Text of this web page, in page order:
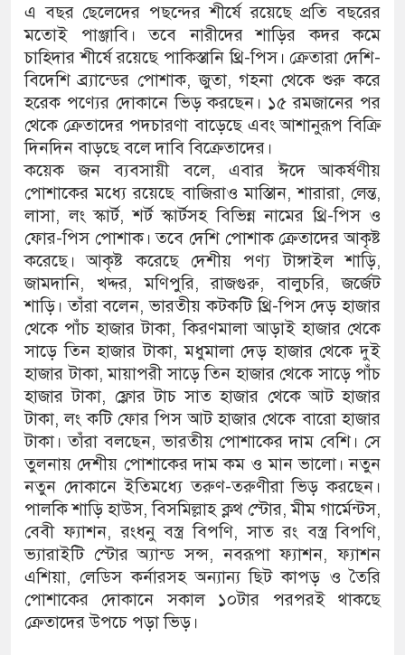
এ বছর ছেলেদের পছন্দের শীর্ষে রয়েছে প্রতি বছরের
মতোই পাঞ্জাবি। তবে নারীদের শাড়ির কদর কমে
চাহিদার শীর্ষে রয়েছে পাকিস্তানি থ্রি-পিস। ক্রেতারা দেশি-
বিদেশি ব্র্যান্ডের পোশাক, জুতা, গহনা থেকে শুরু করে
হরেক পণ্যের দোকানে ভিড় করছেন। ১৫ রমজানের পর
থেকে ক্রেতাদের পদচারণা বাড়েছে এবং আশানুরূপ বিক্রি
দিনদিন বাড়ছে বলে দাবি বিক্রেতাদের।
কয়েক জন ব্যবসায়ী বলে, এবার ঈদে আকর্ষণীয়
পোশাকের মধ্যে রয়েছে বাজিরাও মাস্তািন, শারারা, লেন্ত,
লাসা, লং স্কার্ট, শর্ট স্কার্টসহ বিভিন্ন নামের থ্রি-পিস ও
ফোর-পিস পোশাক। তবে দেশি পোশাক ক্রেতাদের আকৃষ্ট
করেছে। আকৃষ্ট করেছে দেশীয় পণ্য টাঙ্গাইল শাড়ি,
জামদানি, খদ্দর, মণিপুরি, রাজগুরু, বালুচরি, জর্জেট
শাড়ি। তাঁরা বলেন, ভারতীয় কটকটি থ্রি-পিস দেড় হাজার
থেকে পাঁচ হাজার টাকা, কিরণমালা আড়াই হাজার থেকে
সাড়ে তিন হাজার টাকা, মধুমালা দেড় হাজার থেকে দুই
হাজার টাকা, মায়াপরী সাড়ে তিন হাজার থেকে সাড়ে পাঁচ
হাজার টাকা, ফ্লোর টাচ সাত হাজার থেকে আট হাজার
টাকা, লং কটি ফোর পিস আট হাজার থেকে বারো হাজার
টাকা। তাঁরা বলছেন, ভারতীয় পোশাকের দাম বেশি। সে
তুলনায় দেশীয় পোশাকের দাম কম ও মান ভালো। নতুন
নতুন দোকানে ইতিমধ্যে তরুণ-তরুণীরা ভিড় করছেন।
পালকি শাড়ি হাউস, বিসমিল্লাহ ক্লথ স্টোর, মীম গার্মেন্টস,
বেবী ফ্যাশন, রংধনু বস্ত্র বিপণি, সাত রং বস্ত্র বিপণি,
ভ্যারাইটি স্টোর অ্যান্ড সন্স, নবরূপা ফ্যাশন, ফ্যাশন
এশিয়া, লেডিস কর্নারসহ অন্যান্য ছিট কাপড় ও তৈরি
পোশাকের দোকানে সকাল ১০টার পরপরই থাকছে
ক্রেতাদের উপচে পড়া ভিড়।